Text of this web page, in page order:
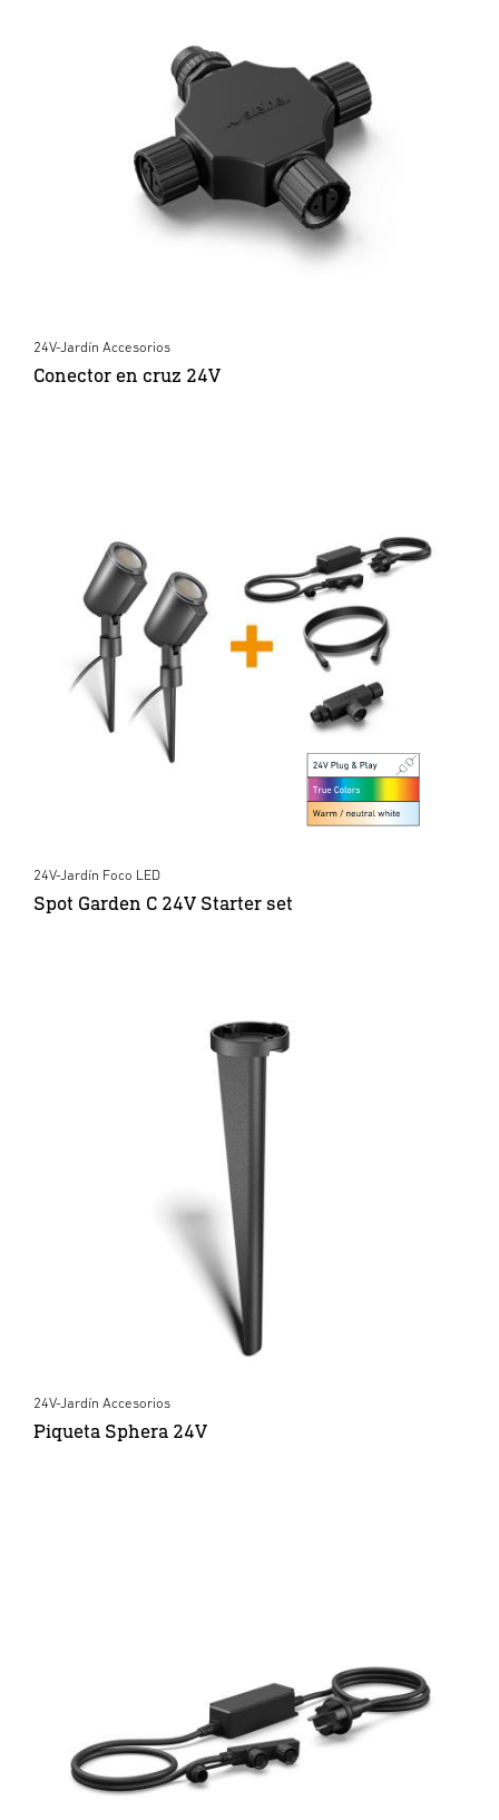
24V-Jardín Accesorios
Conector en cruz 24V
24V-Jardín Foco LED
Spot Garden C 24V Starter set
24V-Jardín Accesorios
Piqueta Sphera 24V